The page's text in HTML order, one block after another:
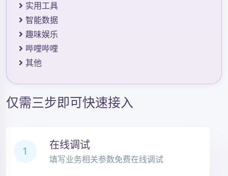
实用工具
智能数据
趣味娱乐
哔哩哔哩
其他
仅需三步即可快速接入
1
在线调试
填写业务相关参数免费在线调试